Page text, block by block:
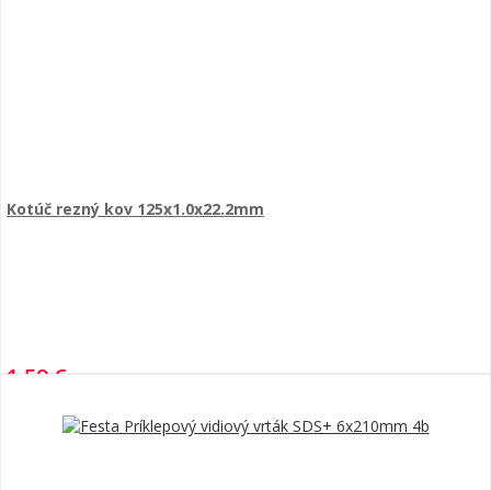
Kotúč rezný kov 125x1.0x22.2mm
1,59 €